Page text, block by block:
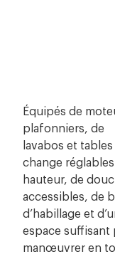
Équipés de
plafonniers, de
lavabos et tables
change
hauteur, de
accessibles, de
d’habillage et
espace suffisant
manœuvrer en